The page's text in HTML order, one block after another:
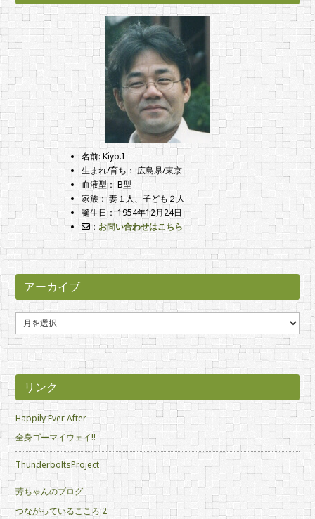
名前: Kiyo.I
生まれ/育ち： 広島県/東京
血液型： B型
家族： 妻１人、子ども２人
誕生日： 1954年12月24日
： お問い合わせはこちら
アーカイブ
ー
カ
リンク
Happily Ever After
全身ゴーマイウェイ!!
ThunderboltsProject
芳ちゃんのブログ
つながっているこころ 2